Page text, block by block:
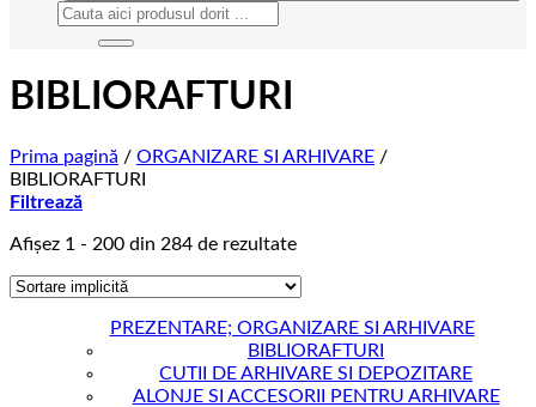
Caută
BIBLIORAFTURI
Prima pagină / ORGANIZARE SI ARHIVARE /
BIBLIORAFTURI
Filtrează
Afișez 1 - 200 din 284 de rezultate
PREZENTARE; ORGANIZARE SI ARHIVARE
BIBLIORAFTURI
CUTII DE ARHIVARE SI DEPOZITARE
ALONJE SI ACCESORII PENTRU ARHIVARE